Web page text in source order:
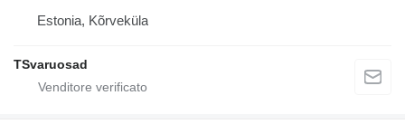
Estonia, Kõrveküla
TSvaruosad